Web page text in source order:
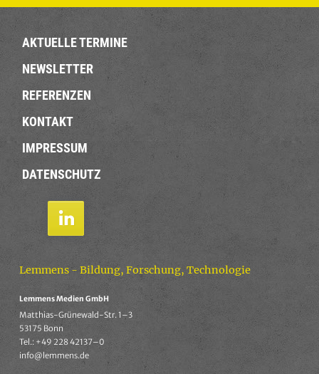
AKTUELLE TERMINE
NEWSLETTER
REFERENZEN
KONTAKT
IMPRESSUM
DATENSCHUTZ
Lemmens - Bildung, Forschung, Technologie
Lemmens Medien GmbH
Matthias-Grünewald-Str. 1–3
53175 Bonn
Tel.: +49 228 42137–0
info@lemmens.de